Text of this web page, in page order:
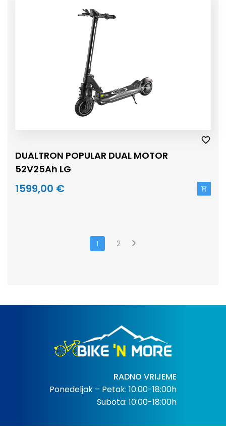
DUALTRON POPULAR DUAL MOTOR
52V25Ah LG
1599,00 €
1 2
RADNO VRIJEME
Ponedeljak – Petak: 10:00-18:00h
Subota: 10:00-18:00h